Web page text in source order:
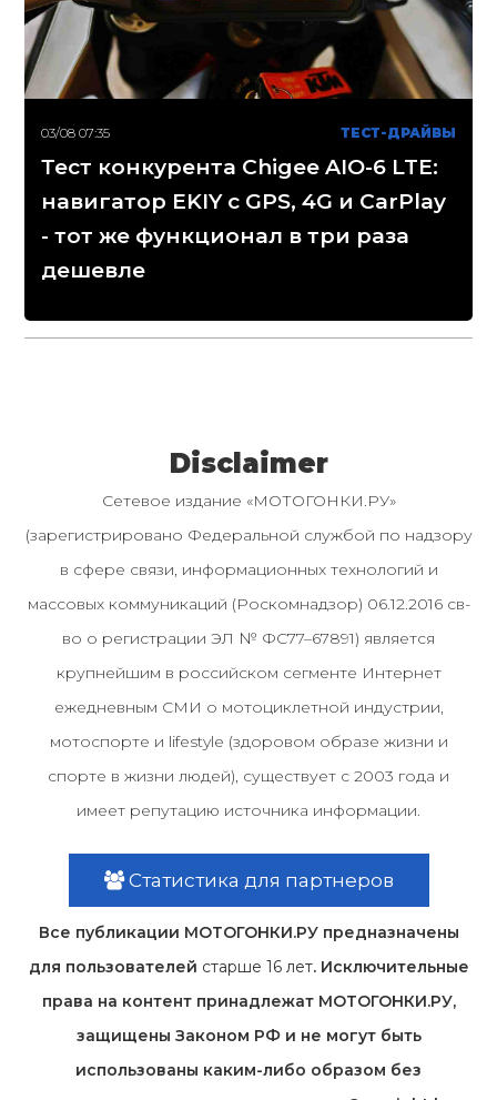
03/08 07:35 ТЕСТ-ДРАЙВЫ
Тест конкурента Chigee AIO-6 LTE:
навигатор EKIY с GPS, 4G и CarPlay
- тот же функционал в три раза
дешевле
Disclaimer
Сетевое издание «МОТОГОНКИ.РУ»
(зарегистрировано Федеральной службой по надзору
в сфере связи, информационных технологий и
массовых коммуникаций (Роскомнадзор) 06.12.2016 св-
во о регистрации ЭЛ № ФС77–67891) является
крупнейшим в российском сегменте Интернет
ежедневным СМИ о мотоциклетной индустрии,
мотоспорте и lifestyle (здоровом образе жизни и
спорте в жизни людей), существует с 2003 года и
имеет репутацию источника информации.
Статистика для партнеров
Все публикации МОТОГОНКИ.РУ предназначены
для пользователей старше 16 лет. Исключительные
права на контент принадлежат МОТОГОНКИ.РУ,
защищены Законом РФ и не могут быть
использованы каким-либо образом без